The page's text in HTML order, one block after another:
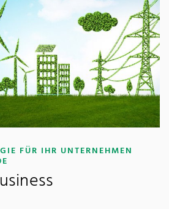
FÜR IHR UNTERNEHMEN